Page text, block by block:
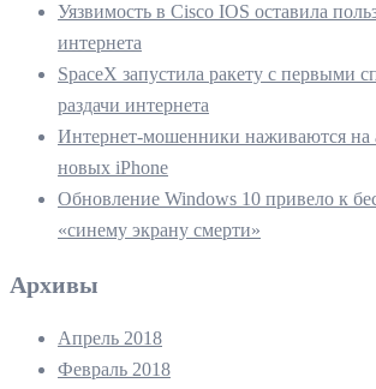
Уязвимость в Cisco IOS оставила
интернета
SpaceX запустила ракету с первыми
раздачи интернета
Интернет-мошенники наживаются на
новых iPhone
Обновление Windows 10 привело к
«синему экрану смерти»
Архивы
Апрель 2018
Февраль 2018